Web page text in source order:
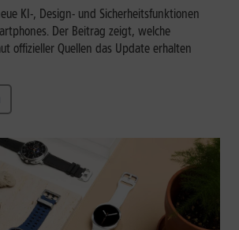
KI-, Design- und Sicherheitsfunktionen
Der Beitrag zeigt, welche
offizieller Quellen das Update erhalten